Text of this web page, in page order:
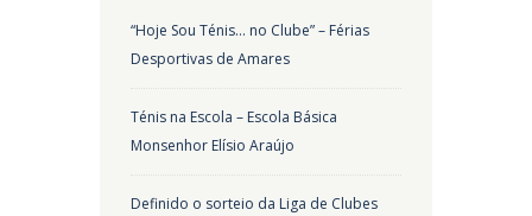
“Hoje Sou Ténis… no Clube” – Férias
Desportivas de Amares
Ténis na Escola – Escola Básica
Monsenhor Elísio Araújo
Definido o sorteio da Liga de Clubes